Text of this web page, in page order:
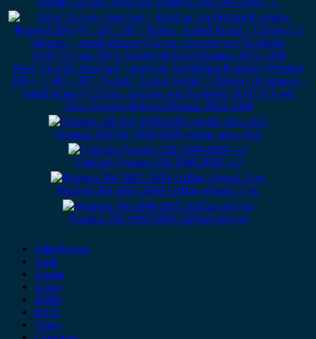
Ζώνη Εμπρός Αριστερή / Δεξιά με Αισθητήρα Κρούσης Peugeot
206 (+) / 407 / 307 / Scenic / Grand Scenic / Citroen C4 (picasso –
grand picasso) Cactus / Aircross και (Κωδικός: B507743) και
Πίσω Αριστερή/Δεξια Megane 2002-2008
Peugeot 206 SW 1998-2009 φανάρι πίσω δεξί
Εταζέρα Peugeot 206 1998-2009 / c2
Peugeot 206 2003-2009 AirBag οδηγού 2 φις
Peugeot 206 1998-2003 AirBag οδηγού
Alfa Romeo
Audi
Austin
Acura
BMW
BYD
Chery